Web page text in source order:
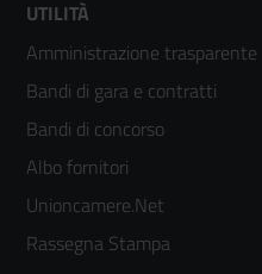
Footer
menù
colonna
2
UTILITÀ
Amministrazione trasparente
Bandi di gara e contratti
Bandi di concorso
Albo fornitori
Unioncamere.Net
Rassegna Stampa